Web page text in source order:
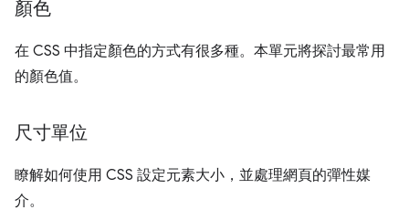
顏色
在 CSS 中指定顏色的方式有很多種。本單元將探討最常用
的顏色值。
尺寸單位
瞭解如何使用 CSS 設定元素大小，並處理網頁的彈性媒
介。